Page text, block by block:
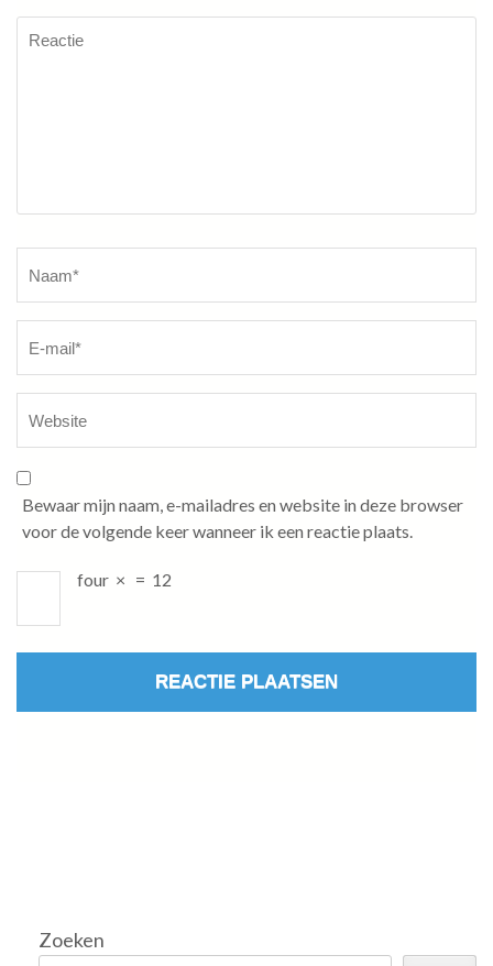
Bewaar mijn naam, e-mailadres en website in deze browser
voor de volgende keer wanneer ik een reactie plaats.
four × = 12
Zoeken